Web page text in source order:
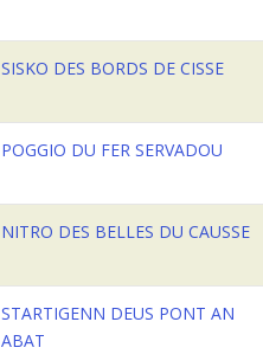
SISKO DES BORDS DE CISSE
POGGIO DU FER SERVADOU
NITRO DES BELLES DU CAUSSE
STARTIGENN DEUS PONT AN
ABAT